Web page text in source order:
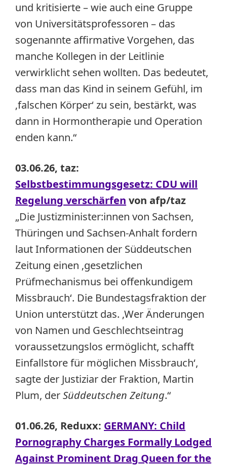
und kritisierte – wie auch eine Gruppe
von Universitätsprofessoren – das
sogenannte affirmative Vorgehen, das
manche Kollegen in der Leitlinie
verwirklicht sehen wollten. Das bedeutet,
dass man das Kind in seinem Gefühl, im
‚falschen Körper‘ zu sein, bestärkt, was
dann in Hormontherapie und Operation
enden kann.“
03.06.26, taz:
Selbstbestimmungsgesetz: CDU will
Regelung verschärfen von afp/taz
„Die Jus­tiz­mi­nis­te­r:in­nen von Sachsen,
Thüringen und Sachsen-Anhalt fordern
laut Informationen der Süddeutschen
Zeitung einen ‚gesetzlichen
Prüfmechanismus bei offenkundigem
Missbrauch‘. Die Bundestagsfraktion der
Union unterstützt das. ‚Wer Änderungen
von Namen und Geschlechtseintrag
voraussetzungslos ermöglicht, schafft
Einfallstore für möglichen Missbrauch‘,
sagte der Justiziar der Fraktion, Martin
Plum, derSüddeutschen Zeitung.“
01.06.26, Reduxx: GERMANY: Child
Pornography Charges Formally Lodged
Against Prominent Drag Queen for the